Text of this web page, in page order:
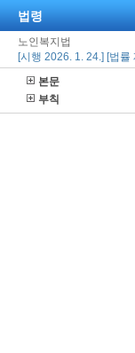
법령
노인복지법
[시행 2026. 1. 24.] [법
본문
부칙